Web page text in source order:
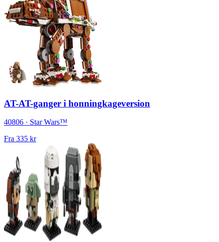
AT-AT-ganger i honningkageversion
40806 · Star Wars™
Fra 335 kr